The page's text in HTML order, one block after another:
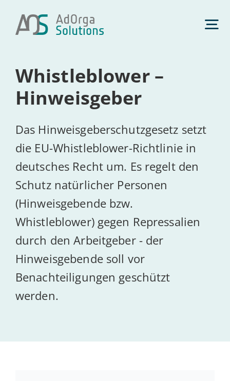
Inhalt
springen
Daten­schutz
Künst­li­che Intelligenz
Com­pli­ance
Über uns
Ak­tu­el­les
Whist­le­b­lower –
Hinweisgeber
Das Hinweisgeberschutzgesetz setzt
die EU-Whistleblower-Richtlinie in
deutsches Recht um. Es regelt den
Schutz natürlicher Personen
(Hinweisgebende bzw.
Whistleblower) gegen Repressalien
durch den Arbeitgeber - der
Hinweisgebende soll vor
Benachteiligungen geschützt
werden.